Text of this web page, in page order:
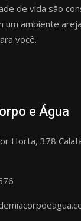
de vida são
um ambiente
você.
e Água
Horta, 378